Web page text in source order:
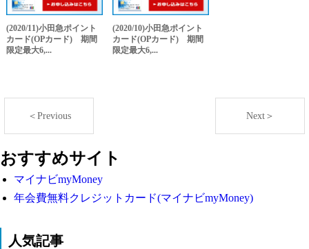
(2020/11)小田急ポイント
カード(OPカード) 期間
限定最大6,...
(2020/10)小田急ポイント
カード(OPカード) 期間
限定最大6,...
＜Previous Next＞
おすすめサイト
マイナビmyMoney
年会費無料クレジットカード(マイナビmyMoney)
人気記事